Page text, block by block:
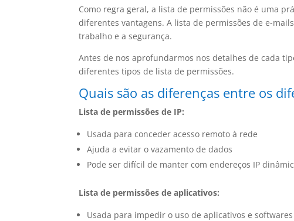
Como regra geral, a lista de permissões não é uma
diferentes vantagens. A lista de permissões de e-
trabalho e a segurança.
Antes de nos aprofundarmos nos detalhes de cada
diferentes tipos de lista de permissões.
Quais são as diferenças entre os
Lista de permissões de IP:
Usada para conceder acesso remoto à rede
Ajuda a evitar o vazamento de dados
Pode ser difícil de manter com endereços IP
Lista de permissões de aplicativos:
Usada para impedir o uso de aplicativos e